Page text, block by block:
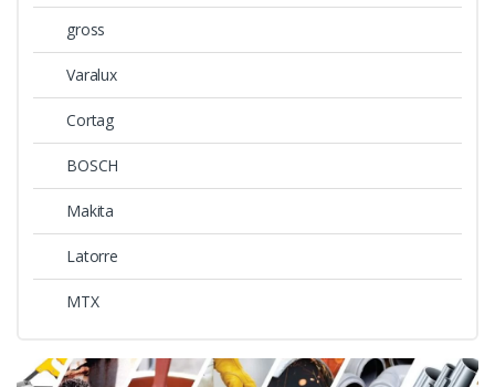
gross
Varalux
Cortag
BOSCH
Makita
Latorre
MTX